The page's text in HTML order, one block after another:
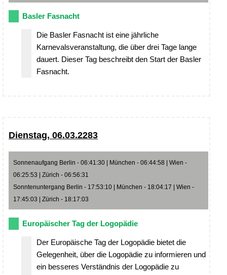
Basler Fasnacht
Die Basler Fasnacht ist eine jährliche
Karnevalsveranstaltung, die über drei Tage lange
dauert. Dieser Tag beschreibt den Start der Basler
Fasnacht.
Dienstag, 06.03.2283
Sonnenaufgang Berlin - 06:41:30 | München - 06:44:58 | Wien -
06:25:53 | Zürich - 06:56:31
Sonntenuntergang Berlin - 17:53:10 | München - 18:04:17 | Wien -
17:45:03 | Zürich - 18:17:03
Europäischer Tag der Logopädie
Der Europäische Tag der Logopädie bietet die
Gelegenheit, über die Logopädie zu informieren und
ein besseres Verständnis der Logopädie zu